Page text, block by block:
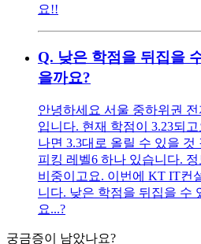
요!!
Q. 낮은 학점을 뒤집을
을까요?
안녕하세요 서울 중하위권
입니다. 현재 학점이 3.23되
나면 3.3대로 올릴 수 있을
피킹 레벨6 하나 있습니다.
비중이고요. 이번에 KT IT컨
니다. 낮은 학점을 뒤집을 수
요...?
궁금증이 남았나요?